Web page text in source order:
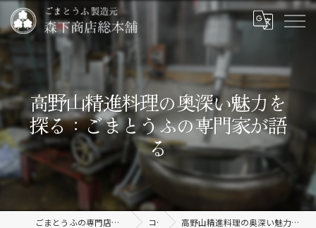
高野山精進料理の奥深い魅力を
探る：ごまとうふの専門家が語
る
ごまとうふの専門店なら有限会社森下商店総本舗 コラム 高野山精進料理の奥深い魅力を探る：ごまとうふの専門家が語る